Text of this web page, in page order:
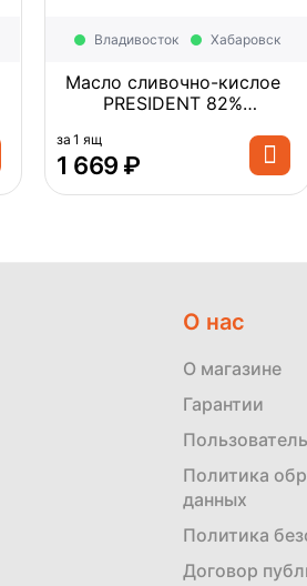
Масло сливочно-кислое
PRESIDENT 82%
Владивосток Хабаровск
1 669 ₽
за 1 ящ
О нас
О магазине
Гарантии
Политика
данных
Политика
Договор